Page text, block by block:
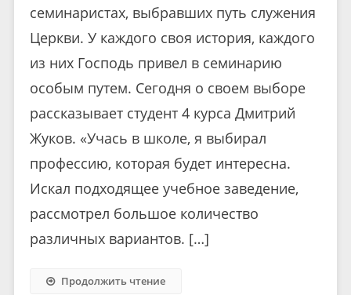
семинаристах, выбравших путь служения
Церкви. У каждого своя история, каждого
из них Господь привел в семинарию
особым путем. Сегодня о своем выборе
рассказывает студент 4 курса Дмитрий
Жуков. «Учась в школе, я выбирал
профессию, которая будет интересна.
Искал подходящее учебное заведение,
рассмотрел большое количество
различных вариантов. […]
Продолжить чтение